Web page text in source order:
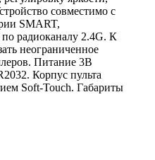
совместимо с
SMART,
радиоканалу 2.4G. К
неограниченное
Питание 3В
Корпус пульта
Soft-Touch. Габариты